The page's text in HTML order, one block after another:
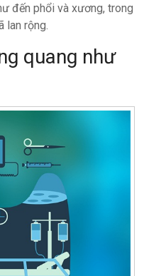
đến phổi và xương, trong
lan rộng.
quang như